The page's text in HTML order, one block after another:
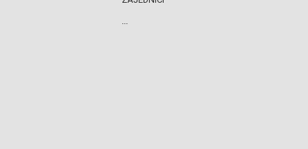
...